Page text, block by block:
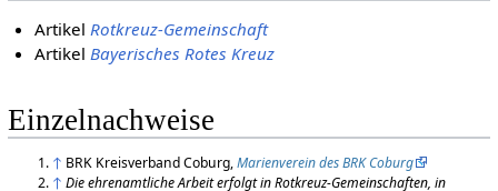
Artikel Rotkreuz-Gemeinschaft
Artikel Bayerisches Rotes Kreuz
Einzelnachweise
↑ BRK Kreisverband Coburg,Marienverein des BRK Coburg
↑ Die ehrenamtliche Arbeit erfolgt in Rotkreuz-Gemeinschaften, in